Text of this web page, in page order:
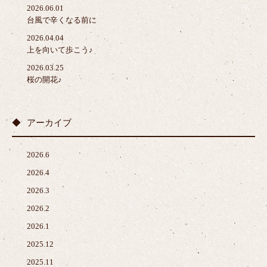
2026.06.01
台風で辛くなる前に
2026.04.04
上を向いて歩こう♪
2026.03.25
桜の開花♪
アーカイブ
2026.6
2026.4
2026.3
2026.2
2026.1
2025.12
2025.11